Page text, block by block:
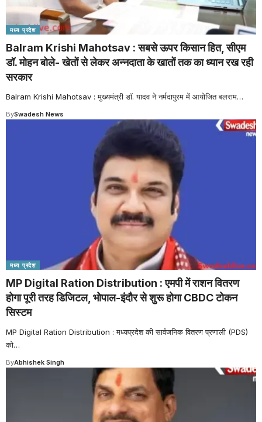
मध्य प्रदेश
Balram Krishi Mahotsav : सबसे ऊपर किसान हित, सीएम
डॉ. मोहन बोले- खेतों से लेकर अन्नदाता के खातों तक का ध्यान रख रही
सरकार
Balram Krishi Mahotsav : मुख्यमंत्री डॉ. यादव ने नर्मदापुरम में आयोजित बलराम…
BySwadesh News
मध्य प्रदेश
MP Digital Ration Distribution : एमपी में राशन वितरण
होगा पूरी तरह डिजिटल, भोपाल-इंदौर से शुरू होगा CBDC टोकन
सिस्टम
MP Digital Ration Distribution : मध्यप्रदेश की सार्वजनिक वितरण प्रणाली (PDS)
को…
ByAbhishek Singh